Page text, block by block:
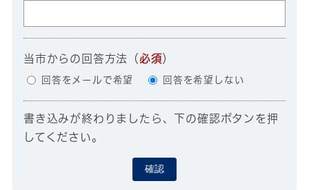
当市からの回答方法 （必須）
回答をメールで希望 回答を希望しない
書き込みが終わりましたら、下の確認ボタンを押
してください。
確認